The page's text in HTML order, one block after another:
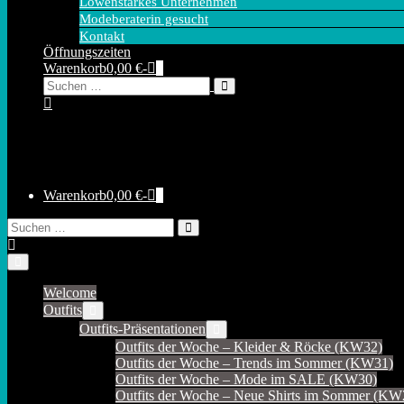
Modeberaterin gesucht
Kontakt
Öffnungszeiten
Warenkorb
Warenkorb0,00 €-
Warenkorb
Suche-
Schalter
Suche
nach:
Warenkorb
Warenkorb0,00 €-
Warenkorb
Suche-
Schalter
Suche
nach:
Menü-
Schalter
Welcome
Outfits
Schalter
Outfits-Präsentationen
Schalter
Outfits der Woche – Kleider & Röcke (KW32)
Outfits der Woche – Trends im Sommer (KW31)
Outfits der Woche – Mode im SALE (KW30)
Outfits der Woche – Neue Shirts im Sommer